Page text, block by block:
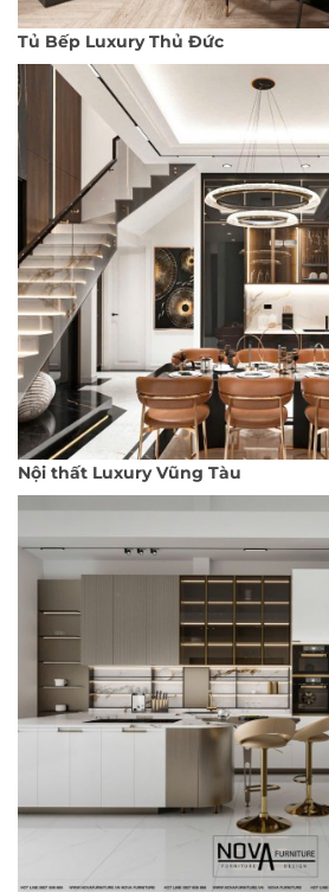
Tủ Bếp Luxury Thủ Đức
Nội thất Luxury Vũng Tàu